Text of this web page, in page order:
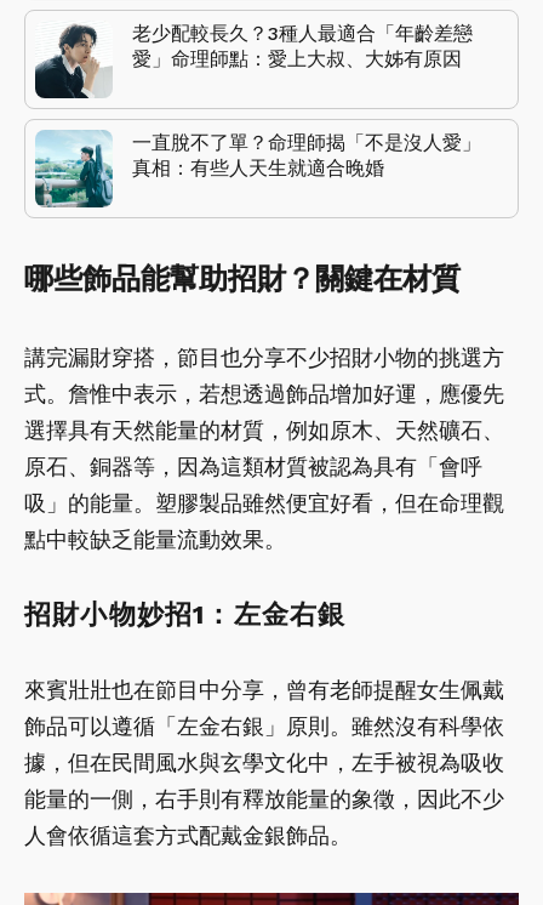
老少配較長久？3種人最適合「年齡差戀
愛」命理師點：愛上大叔、大姊有原因
一直脫不了單？命理師揭「不是沒人愛」
真相：有些人天生就適合晚婚
哪些飾品能幫助招財？關鍵在材質
講完漏財穿搭，節目也分享不少招財小物的挑選方
式。詹惟中表示，若想透過飾品增加好運，應優先
選擇具有天然能量的材質，例如原木、天然礦石、
原石、銅器等，因為這類材質被認為具有「會呼
吸」的能量。塑膠製品雖然便宜好看，但在命理觀
點中較缺乏能量流動效果。
招財小物妙招1：左金右銀
來賓壯壯也在節目中分享，曾有老師提醒女生佩戴
飾品可以遵循「左金右銀」原則。雖然沒有科學依
據，但在民間風水與玄學文化中，左手被視為吸收
能量的一側，右手則有釋放能量的象徵，因此不少
人會依循這套方式配戴金銀飾品。